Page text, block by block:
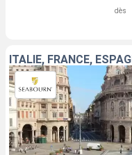
dès
ITALIE, FRANCE,